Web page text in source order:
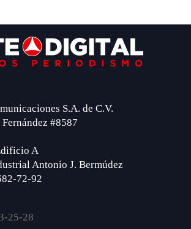
S.A. de C.V.
#8587
A
Antonio J. Bermúdez
72-92
25-28